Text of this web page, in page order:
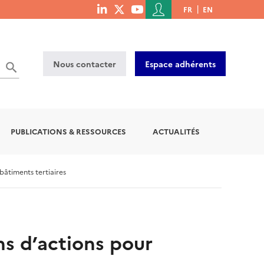
menu
Menu
du
de
l'utilisateur
FR EN
Nous contacter Espace adhérents
PUBLICATIONS & RESSOURCES ACTUALITÉS
tertiaires
d’actions pour